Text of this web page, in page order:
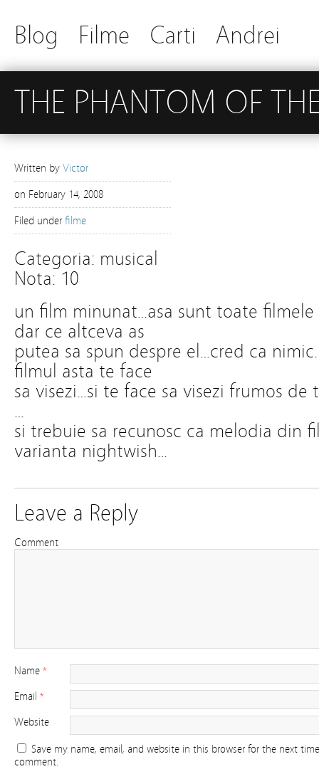
Blog Filme Carti Andrei
THE PHANTOM OF
Written by Victor
on February 14, 2008
Filed under filme
Categoria: musical
Nota: 10
un film minunat…asa sunt toate
dar ce altceva as
putea sa spun despre el…cred ca
filmul asta te face
sa visezi…si te face sa visezi frumos de
…
si trebuie sa recunosc ca melodia din
varianta nightwish…
Leave a Reply
Comment
Name *
Email *
Website
Save my name, email, and website in this browser for the next
comment.